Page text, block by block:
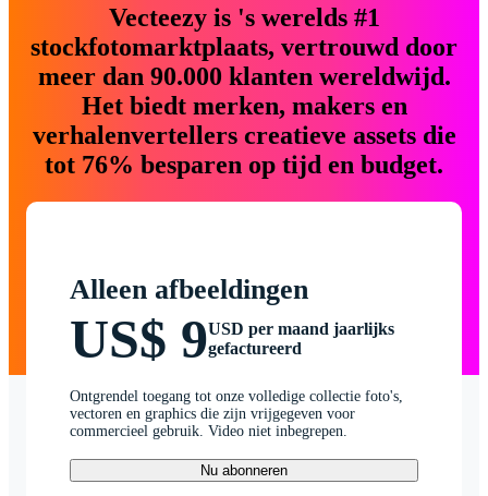
Vecteezy is 's werelds #1
stockfotomarktplaats, vertrouwd door
meer dan 90.000 klanten wereldwijd.
Het biedt merken, makers en
verhalenvertellers creatieve assets die
tot 76% besparen op tijd en budget.
Alleen afbeeldingen
US$ 9USD per maand jaarlijks
gefactureerd
Ontgrendel toegang tot onze volledige collectie foto's,
vectoren en graphics die zijn vrijgegeven voor
commercieel gebruik. Video niet inbegrepen.
Nu abonneren